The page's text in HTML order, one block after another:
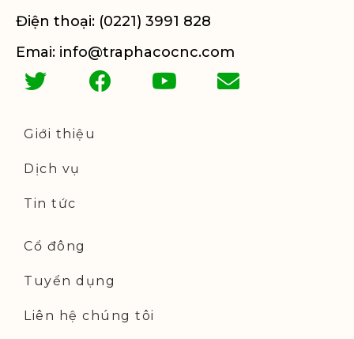
Điện thoại: (0221) 3991 828
Emai: info@traphacocnc.com
Giới thiệu
Dịch vụ
Tin tức
Cổ đông
Tuyển dụng
Liên hệ chúng tôi